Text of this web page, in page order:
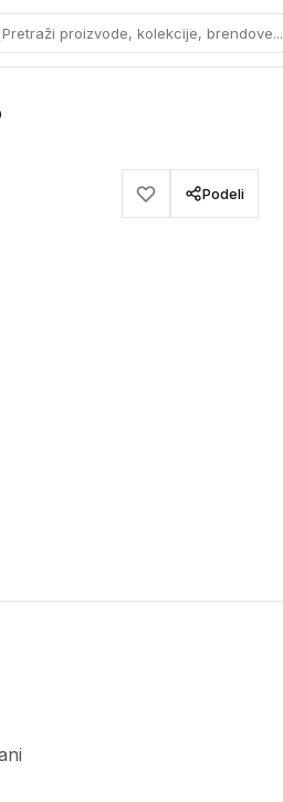
Pretraži proizvode, kolekcije, brendove...
Podeli